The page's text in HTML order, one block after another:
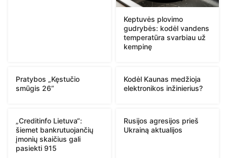
Keptuvės plovimo
gudrybės: kodėl vandens
temperatūra svarbiau už
kempinę
Pratybos „Kęstučio
smūgis 26“
Kodėl Kaunas medžioja
elektronikos inžinierius?
„Creditinfo Lietuva“:
šiemet bankrutuojančių
įmonių skaičius gali
pasiekti 915
Rusijos agresijos prieš
Ukrainą aktualijos